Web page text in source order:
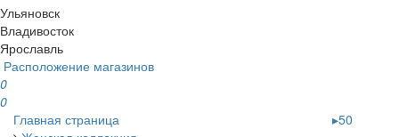
Ульяновск
Владивосток
Ярославль
Расположение магазинов
0
0
Главная страница
▸50